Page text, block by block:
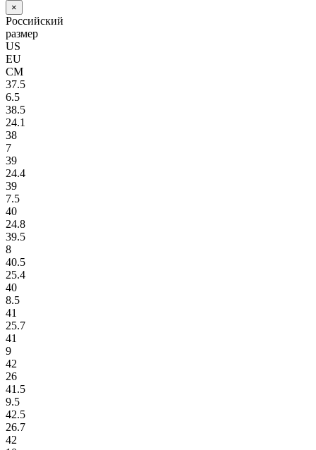
×
Российский
размер
US
EU
СМ
37.5
6.5
38.5
24.1
38
7
39
24.4
39
7.5
40
24.8
39.5
8
40.5
25.4
40
8.5
41
25.7
41
9
42
26
41.5
9.5
42.5
26.7
42